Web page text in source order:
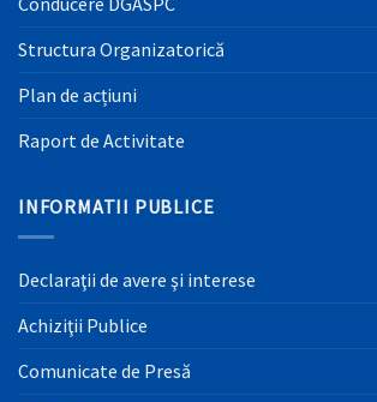
Structura Organizatorică
Plan de acțiuni
Raport de Activitate
INFORMATII PUBLICE
Declaraţii de avere şi interese
Achiziţii Publice
Comunicate de Presă